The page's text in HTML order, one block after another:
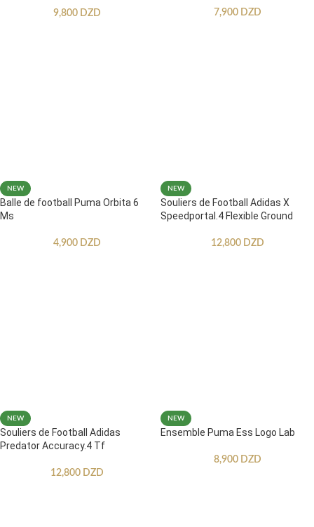
9,800 DZD 7,900 DZD
NEW
Balle de football Puma Orbita 6
Ms
4,900 DZD
NEW
Souliers de Football Adidas X
Speedportal.4 Flexible Ground
12,800 DZD
NEW
Souliers de Football Adidas
Predator Accuracy.4 Tf
12,800 DZD
NEW
Ensemble Puma Ess Logo Lab
8,900 DZD